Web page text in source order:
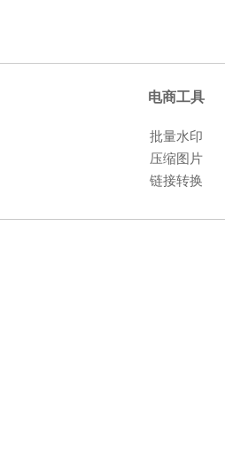
电商工具
批量水印
压缩图片
链接转换